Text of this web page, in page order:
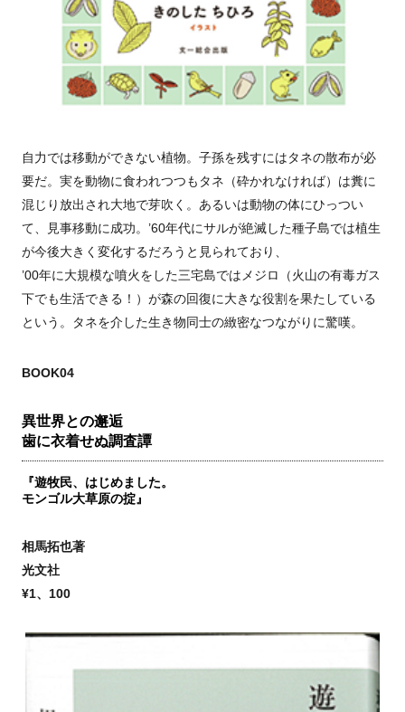
自力では移動ができない植物。子孫を残すにはタネの散布が必
要だ。実を動物に食われつつもタネ（砕かれなければ）は糞に
混じり放出され大地で芽吹く。あるいは動物の体にひっつい
て、見事移動に成功。’60年代にサルが絶滅した種子島では植生
が今後大きく変化するだろうと見られており、
’00年に大規模な噴火をした三宅島ではメジロ（火山の有毒ガス
下でも生活できる！）が森の回復に大きな役割を果たしている
という。タネを介した生き物同士の緻密なつながりに驚嘆。
BOOK04
異世界との邂逅
歯に衣着せぬ調査譚
『遊牧民、はじめました。
モンゴル大草原の掟』
相馬拓也著
光文社
¥1、100